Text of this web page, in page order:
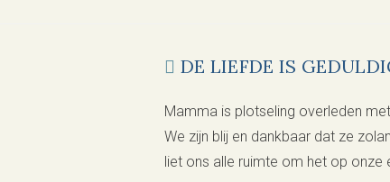
DE LIEFDE IS
Mamma is plotseling overleden
We zijn blij en dankbaar dat ze
liet ons alle ruimte om het op onze